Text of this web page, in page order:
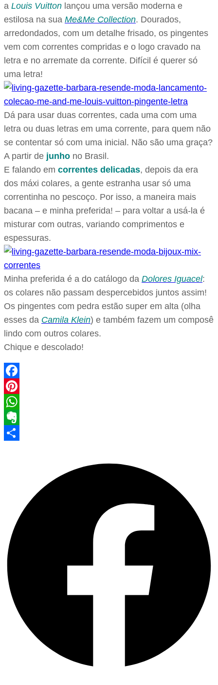
a Louis Vuitton lançou uma versão moderna e
estilosa na sua Me&Me Collection. Dourados,
arredondados, com um detalhe frisado, os pingentes
vem com correntes compridas e o logo cravado na
letra e no arremate da corrente. Difícil é querer só
uma letra!
Dá para usar duas correntes, cada uma com uma
letra ou duas letras em uma corrente, para quem não
se contentar só com uma inicial. Não são uma graça?
A partir de junho no Brasil.
E falando em correntes delicadas, depois da era
dos máxi colares, a gente estranha usar só uma
correntinha no pescoço. Por isso, a maneira mais
bacana – e minha preferida! – para voltar a usá-la é
misturar com outras, variando comprimentos e
espessuras.
Minha preferida é a do catálogo da Dolores Iguacel:
os colares não passam despercebidos juntos assim!
Os pingentes com pedra estão super em alta (olha
esses da Camila Klein) e também fazem um composê
lindo com outros colares.
Chique e descolado!
Facebook
Pinterest
WhatsApp
Evernote